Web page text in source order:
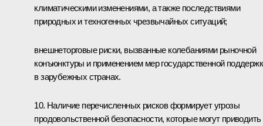
климатическими изменениями, а также последствиями
природных и техногенных чрезвычайных ситуаций;
внешнеторговые риски, вызванные колебаниями рыночной
конъюнктуры и применением мер государственной
в зарубежных странах.
10. Наличие перечисленных рисков формирует угрозы
продовольственной безопасности, которые могут приводить